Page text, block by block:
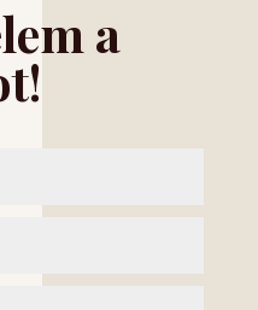
a